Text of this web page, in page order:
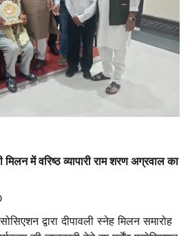
में वरिष्ठ व्यापारी राम शरण अग्रवाल का
द्वारा दीपावली स्नेह मिलन समारोह